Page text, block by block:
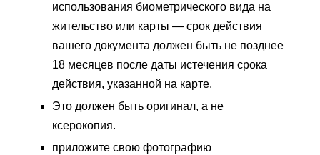
использования биометрического вида на
жительство или карты — срок действия
вашего документа должен быть не позднее
18 месяцев после даты истечения срока
действия, указанной на карте.
Это должен быть оригинал, а не
ксерокопия.
приложите свою фотографию